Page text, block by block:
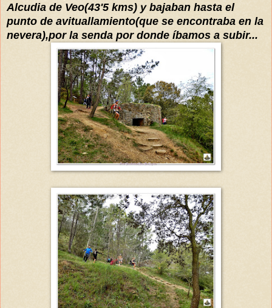
Alcudia de Veo(43'5 kms) y bajaban hasta el
punto de avituallamiento(que se encontraba en la
nevera),por la senda por donde íbamos a subir...